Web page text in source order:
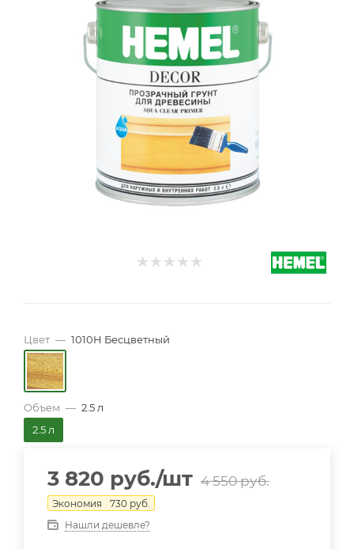
Цвет — 1010H Бесцветный
Объем — 2.5 л
2.5 л
3 820 руб./шт 4 550руб.
Экономия 730 руб.
Нашли дешевле?